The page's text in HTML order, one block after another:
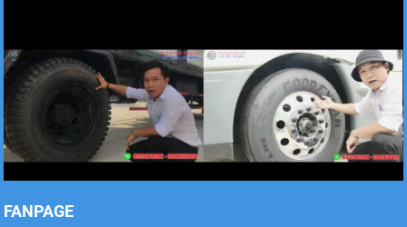
Xe tải Foton 990kg
Xe tải Foton 990kg
FANPAGE